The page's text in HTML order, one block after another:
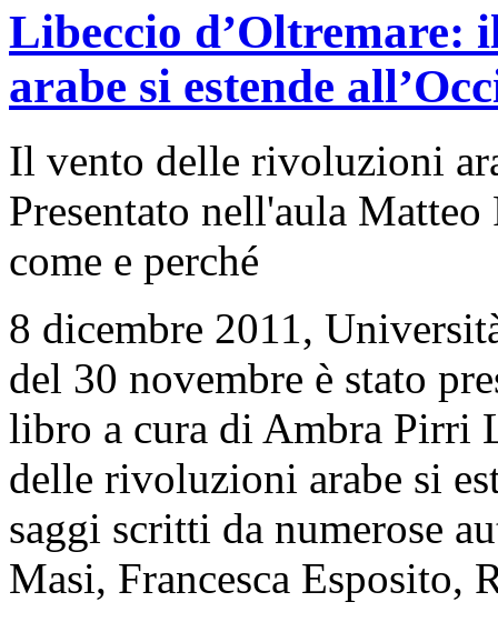
Libeccio d’Oltremare:
arabe si estende
Il vento delle rivoluzioni
Presentato nell'aula
come e perché
8 dicembre 2011,
del 30 novembre è stato
libro a cura di Ambra Pirri
delle rivoluzioni arabe si
saggi scritti da numerose
Masi, Francesca Esposito,